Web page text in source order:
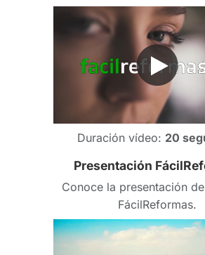
Duración vídeo: 20
Presentación
Conoce la presentación
FácilReformas.